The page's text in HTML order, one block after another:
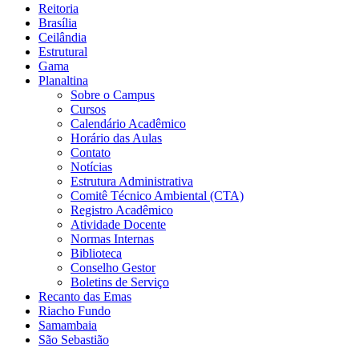
Reitoria
Brasília
Ceilândia
Estrutural
Gama
Planaltina
Sobre o Campus
Cursos
Calendário Acadêmico
Horário das Aulas
Contato
Notícias
Estrutura Administrativa
Comitê Técnico Ambiental (CTA)
Registro Acadêmico
Atividade Docente
Normas Internas
Biblioteca
Conselho Gestor
Boletins de Serviço
Recanto das Emas
Riacho Fundo
Samambaia
São Sebastião